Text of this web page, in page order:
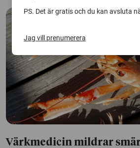
Värkmedicin mildrar
PS. Det är gratis och du kan avsluta
Jag vill prenumerera